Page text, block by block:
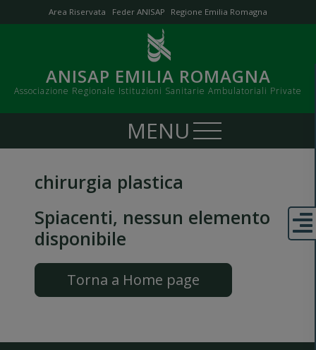
ANISAP EMILIA ROMAGNA
Associazione Regionale Istituzioni Sanitarie Ambulatoriali Private
Area Riservata Feder ANISAP Regione Emilia Romagna
chirurgia plastica
Spiacenti, nessun elemento
disponibile
Torna a Home page